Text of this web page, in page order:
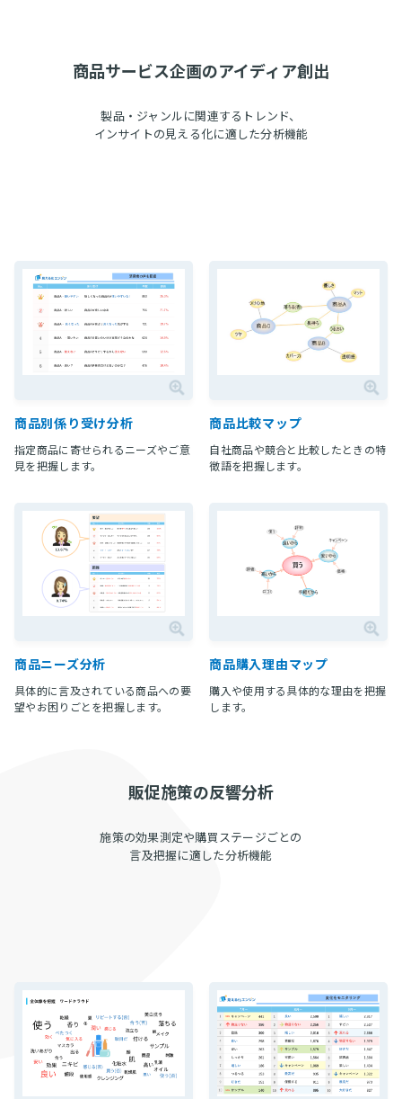
商品サービス企画のアイディア創出
製品・ジャンルに関連するトレンド、
インサイトの見える化に適した分析機能
商品別係り受け分析
指定商品に寄せられるニーズやご意
見を把握します。
商品比較マップ
自社商品や競合と比較したときの特
徴語を把握します。
商品ニーズ分析
具体的に言及されている商品への要
望やお困りごとを把握します。
商品購入理由マップ
購入や使用する具体的な理由を把握
します。
販促施策の反響分析
施策の効果測定や購買ステージごとの
言及把握に適した分析機能